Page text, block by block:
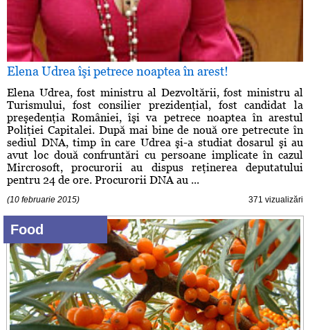
Elena Udrea îşi petrece noaptea în arest!
Elena Udrea, fost ministru al Dezvoltării, fost ministru al
Turismului, fost consilier prezidenţial, fost candidat la
preşedenţia României, îşi va petrece noaptea în arestul
Poliţiei Capitalei. După mai bine de nouă ore petrecute în
sediul DNA, timp în care Udrea şi-a studiat dosarul şi au
avut loc două confruntări cu persoane implicate în cazul
Mircrosoft, procurorii au dispus reţinerea deputatului
pentru 24 de ore. Procurorii DNA au ...
(10 februarie 2015) 371 vizualizări
Food